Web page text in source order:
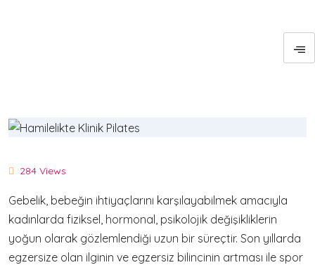
284 Views
Gebelik, bebeğin ihtiyaçlarını karşılayabilmek amacıyla
kadınlarda fiziksel, hormonal, psikolojik değişikliklerin
yoğun olarak gözlemlendiği uzun bir süreçtir. Son yıllarda
egzersize olan ilginin ve egzersiz bilincinin artması ile spor